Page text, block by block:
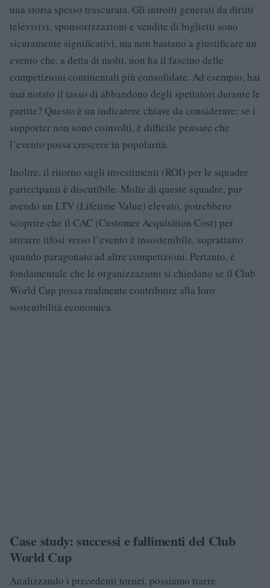
una storia spesso trascurata. Gli introiti generati da diritti
televisivi, sponsorizzazioni e vendite di biglietti sono
sicuramente significativi, ma non bastano a giustificare un
evento che, a detta di molti, non ha il fascino delle
competizioni continentali più consolidate. Ad esempio, hai
mai notato il tasso di abbandono degli spettatori durante le
partite? Questo è un indicatore chiave da considerare: se i
supporter non sono coinvolti, è difficile pensare che
l’evento possa crescere in popolarità.
Inoltre, il ritorno sugli investimenti (ROI) per le squadre
partecipanti è discutibile. Molte di queste squadre, pur
avendo un LTV (Lifetime Value) elevato, potrebbero
scoprire che il CAC (Customer Acquisition Cost) per
attrarre tifosi verso l’evento è insostenibile, soprattutto
quando paragonato ad altre competizioni. Pertanto, è
fondamentale che le organizzazioni si chiedano se il Club
World Cup possa realmente contribuire alla loro
sostenibilità economica.
Case study: successi e fallimenti del Club
World Cup
Analizzando i precedenti tornei, possiamo trarre